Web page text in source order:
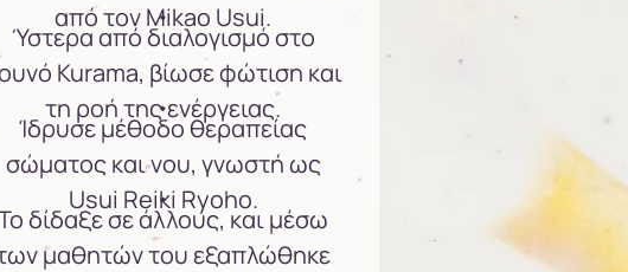
από τον Mikao Usui.
Ύστερα από διαλογισμό στο
Kurama, βίωσε φώτιση και
τη ροή της ενέργειας.
Ίδρυσε μέθοδο θεραπείας
σώματος και νου, γνωστή ως
Usui Reiki Ryoho.
δίδαξε σε άλλους, και μέσω
μαθητών του εξαπλώθηκε